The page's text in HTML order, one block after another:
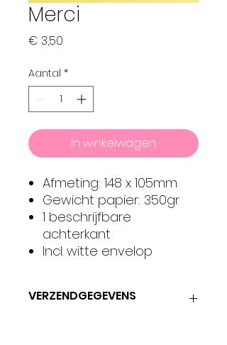
Merci
€ 3,50
Aantal *
In winkelwagen
Afmeting: 148 x 105mm
Gewicht papier: 350gr
1 beschrijfbare
achterkant
Incl. witte envelop
VERZENDGEGEVENS